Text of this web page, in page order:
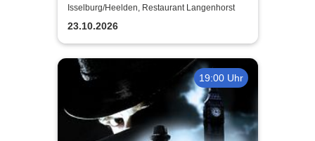
of Musicals
Isselburg/Heelden, Restaurant Langenhorst
23.10.2026
19:00 Uhr